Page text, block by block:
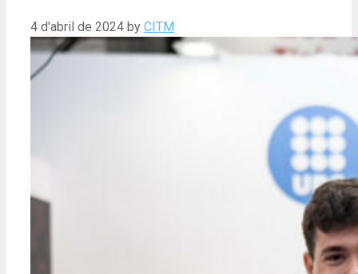
4 d'abril de 2024 by CITM